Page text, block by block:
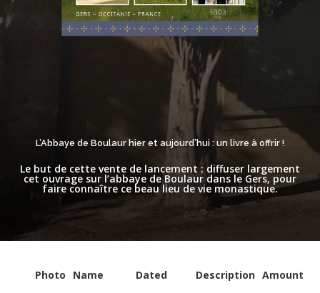
L’Abbaye de Boulaur hier et aujourd’hui : un livre à offrir !
Le but de cette vente de lancement : diffuser largement
cet ouvrage sur l’abbaye de Boulaur dans le Gers, pour
faire connaître ce beau lieu de vie monastique.
Photo Name Dated Description Amount